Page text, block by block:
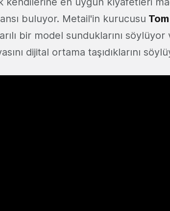
buluyor. Metail'in kurucusu Tom
bir model sunduklarını söylüyor
dijital ortama taşıdıklarını